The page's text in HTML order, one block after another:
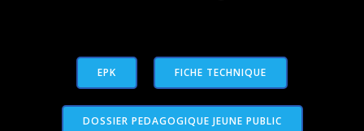
EPK FICHE TECHNIQUE
DOSSIER PEDAGOGIQUE JEUNE PUBLIC